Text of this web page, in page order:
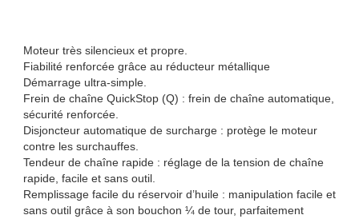
Moteur très silencieux et propre.
Fiabilité renforcée grâce au réducteur métallique
Démarrage ultra-simple.
Frein de chaîne QuickStop (Q) : frein de chaîne automatique,
sécurité renforcée.
Disjoncteur automatique de surcharge : protège le moteur
contre les surchauffes.
Tendeur de chaîne rapide : réglage de la tension de chaîne
rapide, facile et sans outil.
Remplissage facile du réservoir d’huile : manipulation facile et
sans outil grâce à son bouchon ¼ de tour, parfaitement